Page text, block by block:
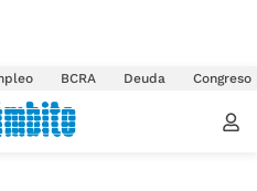
BCRA Deuda Congreso